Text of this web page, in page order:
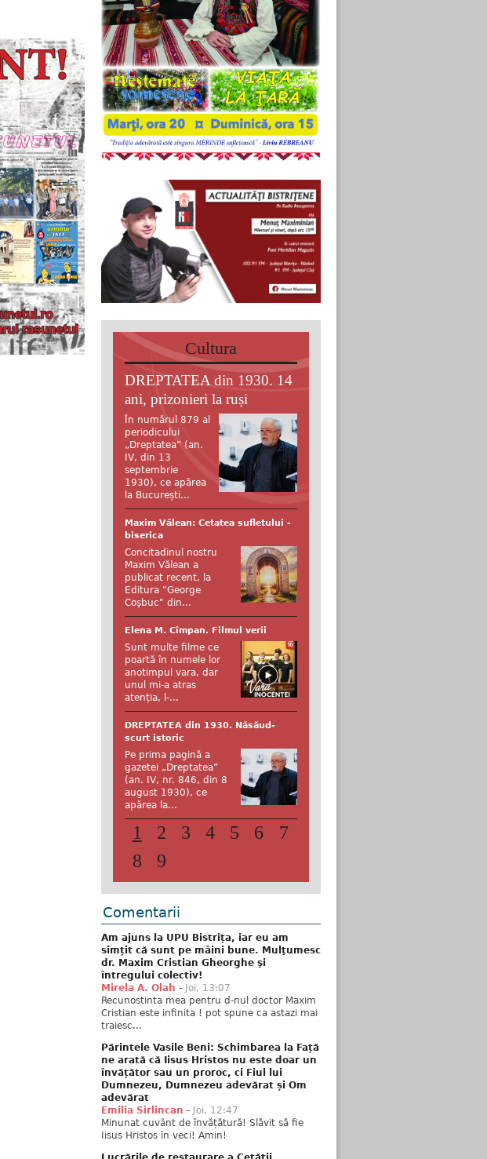
Cultura
DREPTATEA din 1930. 14
ani, prizonieri la ruși
În numărul 879 al
periodicului
„Dreptatea” (an.
IV, din 13
septembrie
1930), ce apărea
la București...
Maxim Vălean: Cetatea sufletului -
biserica
Concitadinul nostru
Maxim Vălean a
publicat recent, la
Editura "George
Coşbuc" din...
Elena M. Cîmpan. Filmul verii
Sunt multe filme ce
poartă în numele lor
anotimpul vara, dar
unul mi-a atras
atenția, l-...
DREPTATEA din 1930. Năsăud-
scurt istoric
Pe prima pagină a
gazetei „Dreptatea”
(an. IV, nr. 846, din 8
august 1930), ce
apărea la...
1 2 3 4 5 6
7
8
9
Comentarii
Am ajuns la UPU Bistrița, iar eu am
simțit că sunt pe mâini bune. Mulţumesc
dr. Maxim Cristian Gheorghe şi
întregului colectiv!
Mirela A. Olah - Joi, 13:07
Recunostinta mea pentru d-nul doctor Maxim
Cristian este infinita ! pot spune ca astazi mai
traiesc...
Părintele Vasile Beni: Schimbarea la Față
ne arată că Iisus Hristos nu este doar un
învățător sau un proroc, ci Fiul lui
Dumnezeu, Dumnezeu adevărat și Om
adevărat
Emilia Sirlincan - Joi, 12:47
Minunat cuvânt de învățătură! Slăvit să fie
Iisus Hristos în veci! Amin!